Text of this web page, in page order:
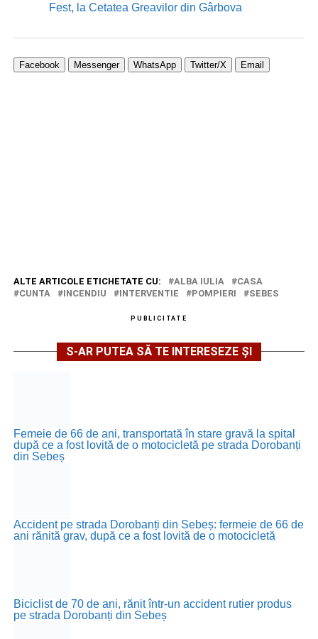
Fest, la Cetatea Greavilor din Gârbova
Facebook Messenger WhatsApp Twitter/X Email
ALTE ARTICOLE ETICHETATE CU: ALBA IULIA
CASA
CUNTA
INCENDIU INTERVENTIE POMPIERI SEBES
PUBLICITATE
S-AR PUTEA SĂ TE INTERESEZE ȘI
Femeie de 66 de ani, transportată în stare gravă la spital
după ce a fost lovită de o motocicletă pe strada Dorobanți
din Sebeș
Accident pe strada Dorobanți din Sebeș: fermeie de 66 de
ani rănită grav, după ce a fost lovită de o motocicletă
Biciclist de 70 de ani, rănit într-un accident rutier produs
pe strada Dorobanți din Sebeș